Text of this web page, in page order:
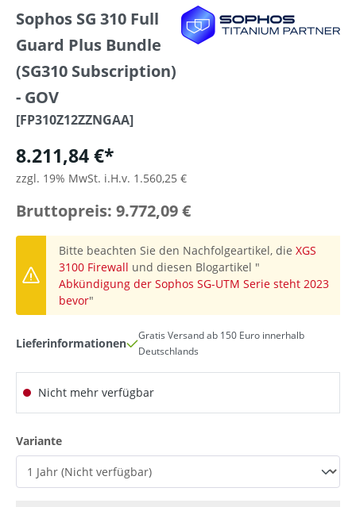
Sophos SG 310 Full
Guard Plus Bundle
(SG310 Subscription)
- GOV
[FP310Z12ZZNGAA]
8.211,84 €*
zzgl. 19% MwSt. i.H.v. 1.560,25 €
Bruttopreis: 9.772,09 €
Bitte beachten Sie den Nachfolgeartikel, die XGS
3100 Firewall und diesen Blogartikel "
Abkündigung der Sophos SG-UTM Serie steht 2023
bevor"
Lieferinformationen
Gratis Versand ab 150 Euro innerhalb
Deutschlands
Nicht mehr verfügbar
Varianteauswählen